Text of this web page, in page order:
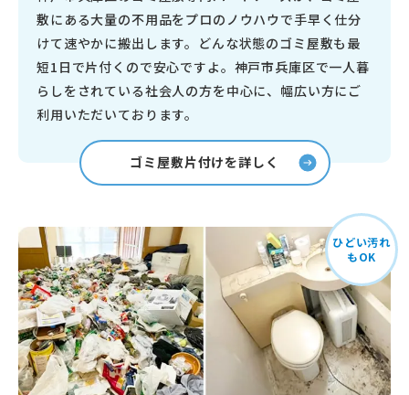
敷にある大量の不用品をプロのノウハウで手早く仕分
けて速やかに搬出します。どんな状態のゴミ屋敷も最
短1日で片付くので安心ですよ。神戸市兵庫区で一人暮
らしをされている社会人の方を中心に、幅広い方にご
利用いただいております。
ゴミ屋敷片付けを詳しく
ひどい汚れ
もOK